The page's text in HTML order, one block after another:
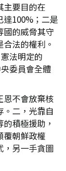
主要目的在
達100%；二是
國的威脅其守
法的權利。
法明定的
委員會全體
恩不會放棄核
二，光靠自
積極援助，
覆朝鮮政權
，另一手貪圖